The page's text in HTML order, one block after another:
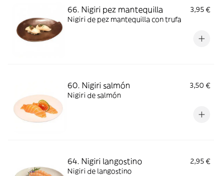
66. Nigiri pez mantequilla
3,95 €
Nigiri de pez mantequilla con trufa
60. Nigiri salmón
3,50 €
Nigiri de salmón
64. Nigiri langostino
2,95 €
Nigiri de langostino